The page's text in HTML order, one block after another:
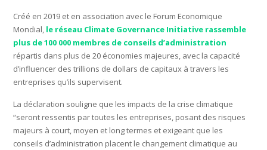
Créé en 2019 et en association avec le Forum Economique
Mondial, le réseau Climate Governance Initiative rassemble
plus de 100 000 membres de conseils d’administration
répartis dans plus de 20 économies majeures, avec la capacité
d’influencer des trillions de dollars de capitaux à travers les
entreprises qu’ils supervisent.
La déclaration souligne que les impacts de la crise climatique
“seront ressentis par toutes les entreprises, posant des risques
majeurs à court, moyen et long termes et exigeant que les
conseils d’administration placent le changement climatique au